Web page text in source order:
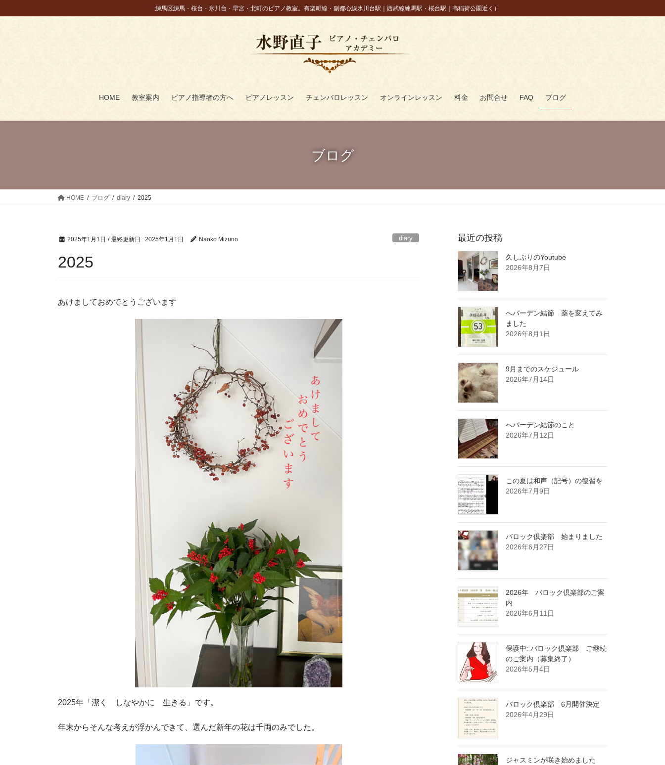
ン
ビ
練馬区練馬・桜台・氷川台・早宮・北町のピアノ教室。有楽町線・副都心線氷川台駅｜西武線練馬駅・桜台駅｜高稲荷公園近く）
HOME 教室案内 ピアノ指導者の方へ ピアノレッスン チェンバロレッスン オンラインレッスン 料金 お問合せ FAQ ブログ
ブログ
HOME ブログ diary 2025
2025年1月1日 / 最終更新日 : 2025年1月1日 Naoko Mizuno diary
2025
あけましておめでとうございます
2025年「潔く しなやかに 生きる」です。
年末からそんな考えが浮かんできて、選んだ新年の花は千両のみでした。
最近の投稿
久しぶりのYoutube
2026年8月7日
へバーデン結節 薬を変えてみ
ました
2026年8月1日
9月までのスケジュール
2026年7月14日
へバーデン結節のこと
2026年7月12日
この夏は和声（記号）の復習を
2026年7月9日
バロック倶楽部 始まりました
2026年6月27日
2026年 バロック倶楽部のご案
内
2026年6月11日
保護中: バロック倶楽部 ご継続
のご案内（募集終了）
2026年5月4日
バロック倶楽部 6月開催決定
2026年4月29日
ジャスミンが咲き始めました